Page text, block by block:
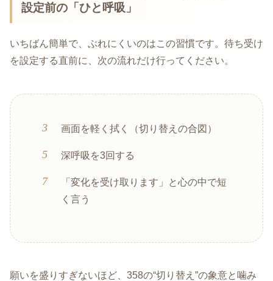
設定前の「ひと呼吸」
いちばん簡単で、ぶれにくいのはこの習慣です。待ち受け
を設定する直前に、次の流れだけ行ってください。
画面を軽く拭く（切り替えの合図）
深呼吸を3回する
「変化を受け取ります」と心の中で短
く言う
願いを盛りすぎないほど、358の“切り替え”の象意と噛み